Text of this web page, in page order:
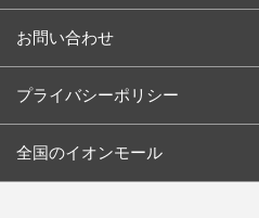
お問い合わせ
プライバシーポリシー
全国のイオンモール